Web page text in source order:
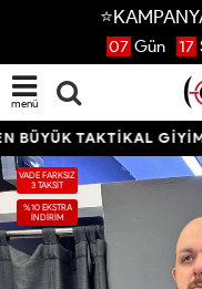
07 Gün 17
menü
TAKTİKAL GİYİM
VADE FARKSIZ
3 TAKSİT
%10 EKSTRA
İNDİRİM